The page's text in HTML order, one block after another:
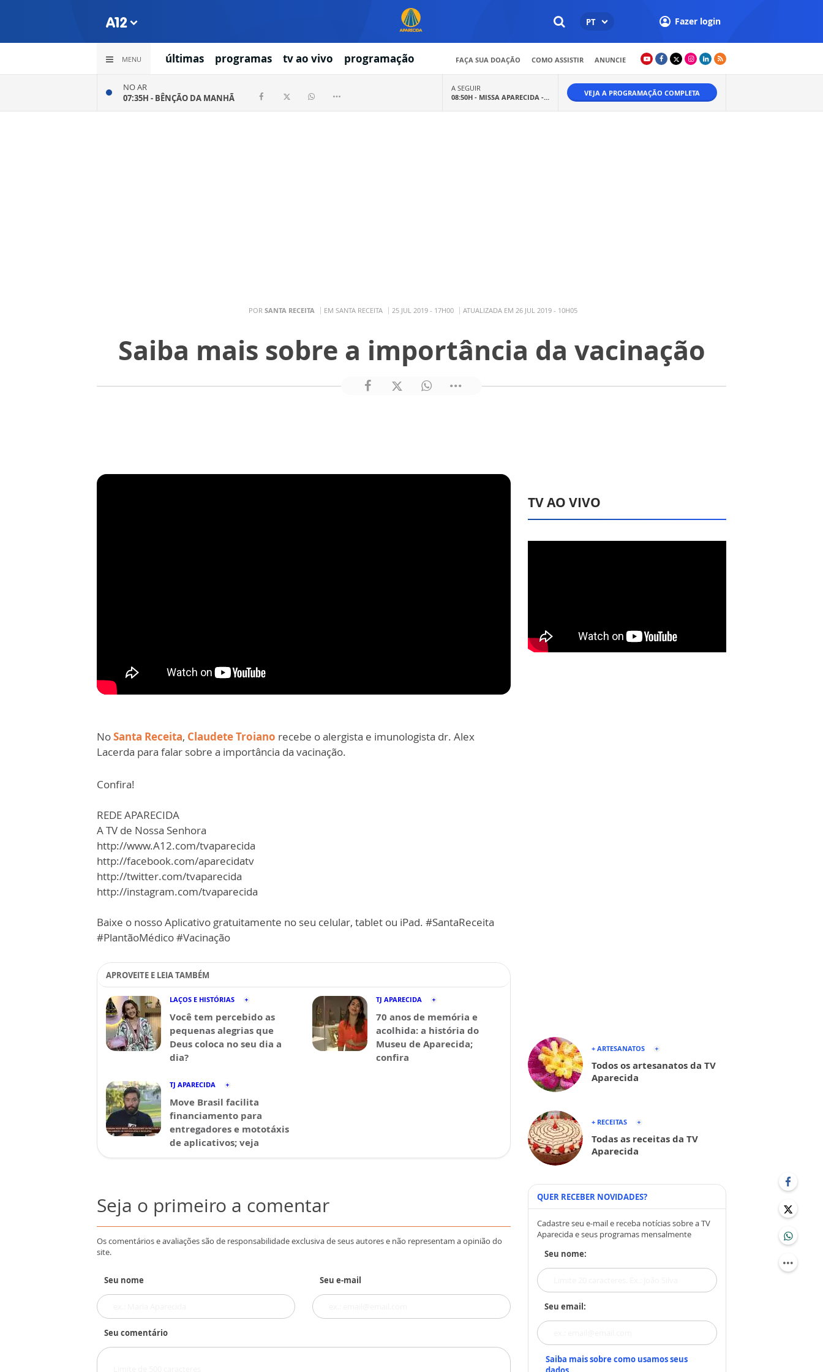
PT Fazer login
MENU últimas programas tv ao vivo programação FAÇA SUA DOAÇÃO COMO ASSISTIR ANUNCIE
NO AR
07:35H - BÊNÇÃO DA MANHÃ
A SEGUIR
08:50H - MISSA APARECIDA -... VEJA A PROGRAMAÇÃO COMPLETA
POR SANTA RECEITA EM SANTA RECEITA 25 JUL 2019 - 17H00 ATUALIZADA EM 26 JUL 2019 - 10H05
Saiba mais sobre a importância da vacinação
NoSanta Receita, Claudete Troiano recebe o alergista e imunologista dr. Alex
Lacerda para falar sobre a importância da vacinação.
Confira!
REDE APARECIDA
A TV de Nossa Senhora
http://www.A12.com/tvaparecida
http://facebook.com/aparecidatv
http://twitter.com/tvaparecida
http://instagram.com/tvaparecida
Baixe o nosso Aplicativo gratuitamente no seu celular, tablet ou iPad. #SantaReceita
#PlantãoMédico #Vacinação
APROVEITE E LEIA TAMBÉM
LAÇOS E HISTÓRIAS
Você tem percebido as
pequenas alegrias que
Deus coloca no seu dia a
dia?
TJ APARECIDA
70 anos de memória e
acolhida: a história do
Museu de Aparecida;
confira
TJ APARECIDA
Move Brasil facilita
financiamento para
entregadores e mototáxis
de aplicativos; veja
Seja o primeiro a comentar
Os comentários e avaliações são de responsabilidade exclusiva de seus autores e não representam a opinião do
site.
Seu nome Seu e-mail
Seu comentário
TV AO VIVO
+ ARTESANATOS
Todos os artesanatos da TV
Aparecida
+ RECEITAS
Todas as receitas da TV
Aparecida
QUER RECEBER NOVIDADES?
Cadastre seu e-mail e receba notícias sobre a TV
Aparecida e seus programas mensalmente
Seu nome:
Seu email:
Saiba mais sobre como usamos seus